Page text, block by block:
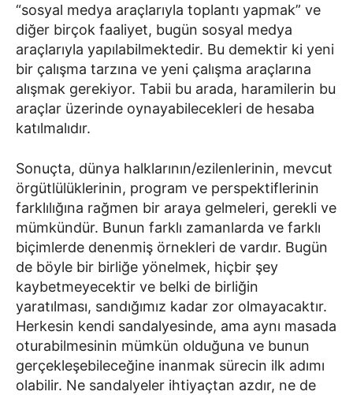
“sosyal medya araçlarıyla toplantı yapmak” ve
diğer birçok faaliyet, bugün sosyal medya
araçlarıyla yapılabilmektedir. Bu demektir ki yeni
bir çalışma tarzına ve yeni çalışma araçlarına
alışmak gerekiyor. Tabii bu arada, haramilerin bu
araçlar üzerinde oynayabilecekleri de hesaba
katılmalıdır.
Sonuçta, dünya halklarının/ezilenlerinin, mevcut
örgütlülüklerinin, program ve perspektiflerinin
farklılığına rağmen bir araya gelmeleri, gerekli ve
mümkündür. Bunun farklı zamanlarda ve farklı
biçimlerde denenmiş örnekleri de vardır. Bugün
de böyle bir birliğe yönelmek, hiçbir şey
kaybetmeyecektir ve belki de birliğin
yaratılması, sandığımız kadar zor olmayacaktır.
Herkesin kendi sandalyesinde, ama aynı masada
oturabilmesinin mümkün olduğuna ve bunun
gerçekleşebileceğine inanmak sürecin ilk adımı
olabilir. Ne sandalyeler ihtiyaçtan azdır, ne de